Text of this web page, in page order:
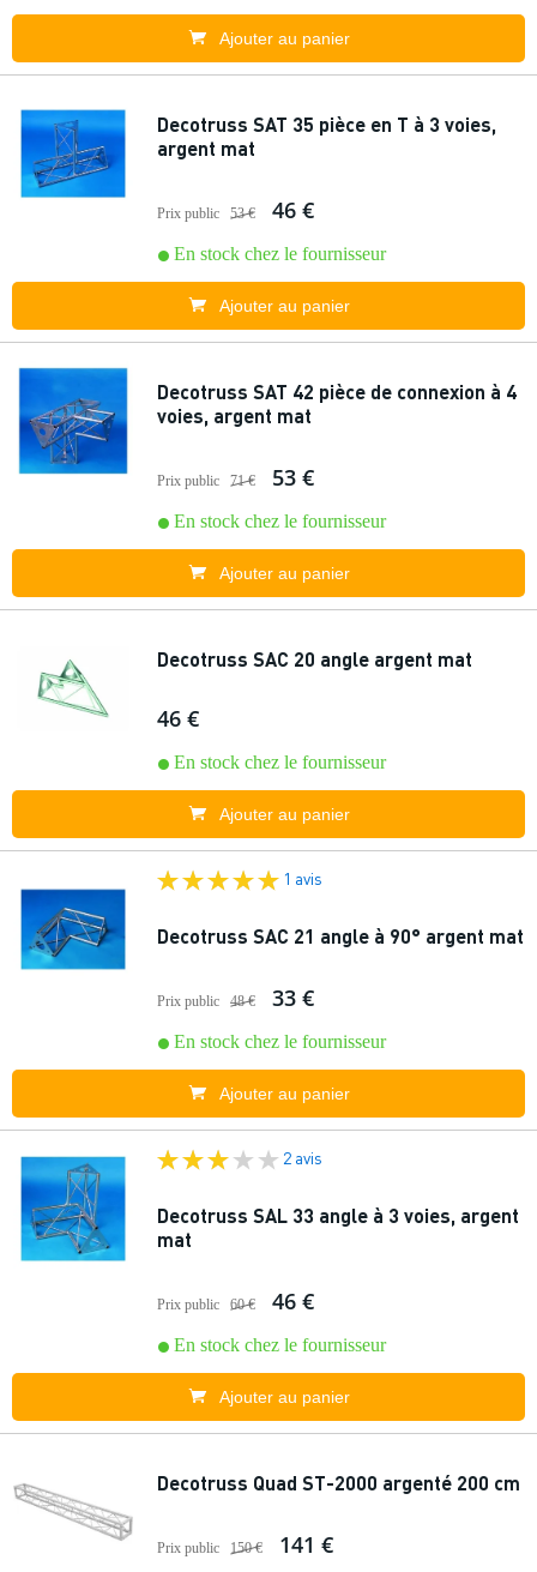
Ajouter au panier
Decotruss SAT 35 pièce en T à 3 voies,
argent mat
Prix public 53 € 46 €
En stock chez le fournisseur
Ajouter au panier
Decotruss SAT 42 pièce de connexion à 4
voies, argent mat
Prix public 71 € 53 €
En stock chez le fournisseur
Ajouter au panier
Decotruss SAC 20 angle argent mat
46 €
En stock chez le fournisseur
Ajouter au panier
1 avis
Decotruss SAC 21 angle à 90° argent mat
Prix public 48 € 33 €
En stock chez le fournisseur
Ajouter au panier
2 avis
Decotruss SAL 33 angle à 3 voies, argent
mat
Prix public 60 € 46 €
En stock chez le fournisseur
Ajouter au panier
Decotruss Quad ST-2000 argenté 200 cm
Prix public 150 € 141 €